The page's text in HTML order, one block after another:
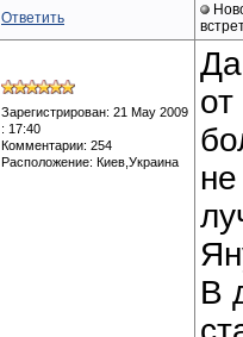
Ответить
Зарегистрирован: 21 May 2009
: 17:40
Комментарии: 254
Расположение: Киев,Украина
В